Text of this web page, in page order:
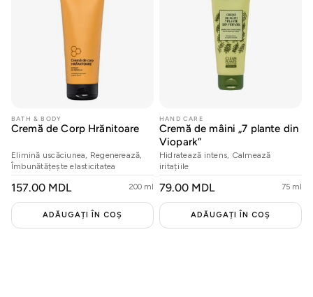
BATH & BODY
Cremă de Corp Hrănitoare
Elimină uscăciunea, Regenerează,
Îmbunătățește elasticitatea
PREȚ
157.00 MDL 200 ml
ADĂUGAȚI ÎN COȘ
HAND CARE
Cremă de mâini „7 plante din
Viopark”
Hidratează intens, Calmează
iritațiile
PREȚ
79.00 MDL 75 ml
ADĂUGAȚI ÎN COȘ